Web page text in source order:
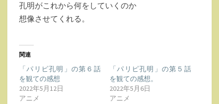
て
孔明がこれから何をしていくのか
想像させてくれる。
関連
「パリピ孔明」の第６話
を観ての感想
2022年5月12日
アニメ
「パリピ孔明」の第５話
を観ての感想。
2022年5月6日
アニメ